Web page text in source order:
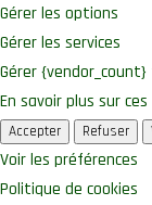
Gérer les options
Gérer les services
Gérer
En savoir plus sur
Accepter Refuser
Voir les préférences
Politique de cookies